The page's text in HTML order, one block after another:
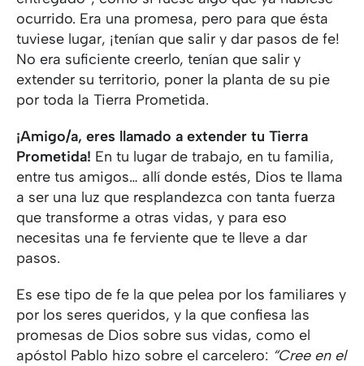
ocurrido. Era una promesa, pero para que ésta
tuviese lugar, ¡tenían que salir y dar pasos de fe!
No era suficiente creerlo, tenían que salir y
extender su territorio, poner la planta de su pie
por toda la Tierra Prometida.
¡Amigo/a, eres llamado a extender tu Tierra
Prometida! En tu lugar de trabajo, en tu familia,
entre tus amigos… allí donde estés, Dios te llama
a ser una luz que resplandezca con tanta fuerza
que transforme a otras vidas, y para eso
necesitas una fe ferviente que te lleve a dar
pasos.
Es ese tipo de fe la que pelea por los familiares y
por los seres queridos, y la que confiesa las
promesas de Dios sobre sus vidas, como el
apóstol Pablo hizo sobre el carcelero: “Cree en el